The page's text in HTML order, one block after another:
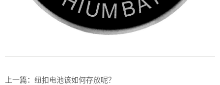
上一篇： 纽扣电池该如何存放呢？